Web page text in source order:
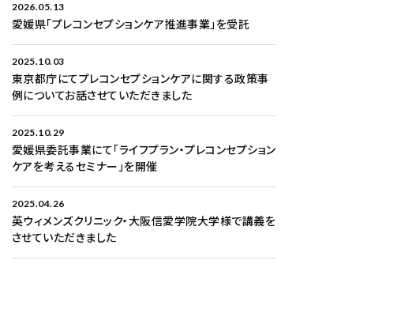
2026.05.13
愛媛県「プレコンセプションケア推進事業」を受託
2025.10.03
東京都庁にてプレコンセプションケアに関する政策事
例についてお話させていただきました
2025.10.29
愛媛県委託事業にて「ライフプラン・プレコンセプション
ケアを考えるセミナー」を開催
2025.04.26
英ウィメンズクリニック・大阪信愛学院大学様で講義を
させていただきました